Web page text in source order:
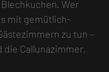
Wer
mit gemütlich-
zu tun –
die Callunazimmer.